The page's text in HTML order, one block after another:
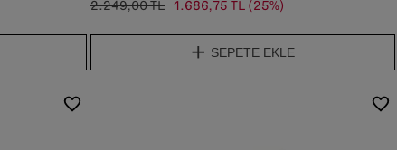
2.249,00 TL 1.686,75 TL (25%)
SEPETE EKLE